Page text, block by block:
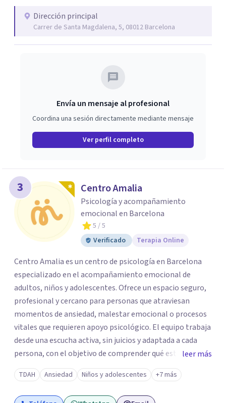
Dirección principal
Carrer de Santa Magdalena, 5, 08012 Barcelona
Envía un mensaje al profesional
Coordina una sesión directamente mediante mensaje
Ver perfil completo
3 Centro Amalia
Psicología y acompañamiento
emocional en Barcelona
5 / 5
Verificado
Terapia Online
Centro Amalia es un centro de psicología en Barcelona
especializado en el acompañamiento emocional de
adultos, niños y adolescentes. Ofrece un espacio seguro,
profesional y cercano para personas que atraviesan
momentos de ansiedad, malestar emocional o procesos
vitales que requieren apoyo psicológico. El equipo trabaja
desde una escucha activa, sin juicios y adaptada a cada
persona, con el objetivo de comprender qué está
ocurriendo y facilitar herramientas para avanzar con
mayor equilibrio y bienestar. La intervención se realiza en
un entorno confidencial y tranquilo, cuidando el ritmo y
leer más
TDAH Ansiedad Niños y adolescentes +7 más